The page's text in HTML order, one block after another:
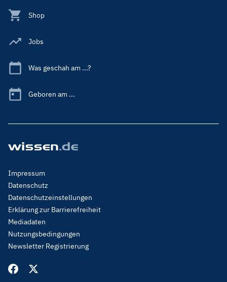
Shop
Jobs
Was geschah am ...?
Geboren am ...
Footer
Menu
Legal
Impressum
Datenschutz
Datenschutzeinstellungen
Erklärung zur Barrierefreiheit
Mediadaten
Nutzungsbedingungen
Newsletter Registrierung